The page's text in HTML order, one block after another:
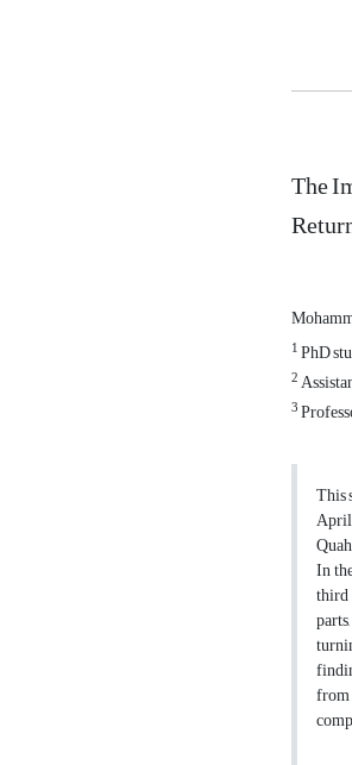
The
1PhD
2
3
This
April
In
third
from